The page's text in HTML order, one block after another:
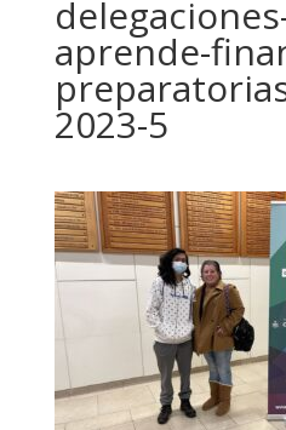
aprende-
2023-5